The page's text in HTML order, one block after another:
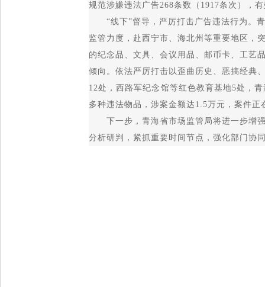
规范涉嫌违法广告268条数（1917条次），
“线下”督导，严厉打击广告违法行为。青
监管力度，赴西宁市、海北州等重要地区，
的纪念品、文具、会议用品、邮币卡、工艺
倾向。依法严厉打击以歪曲历史、恶搞经典
12处，西路军纪念馆等红色教育基地5处，
多种违法物品，涉案金额达1.5万元，案件正
下一步，青海省市场监管局将进一步增强
分析研判，紧抓重要时间节点，强化部门协